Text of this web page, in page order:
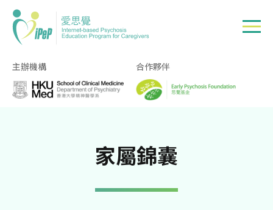
Skip to main content
主辦機構 合作夥伴
導航連結
首頁 家屬錦囊
家屬錦囊